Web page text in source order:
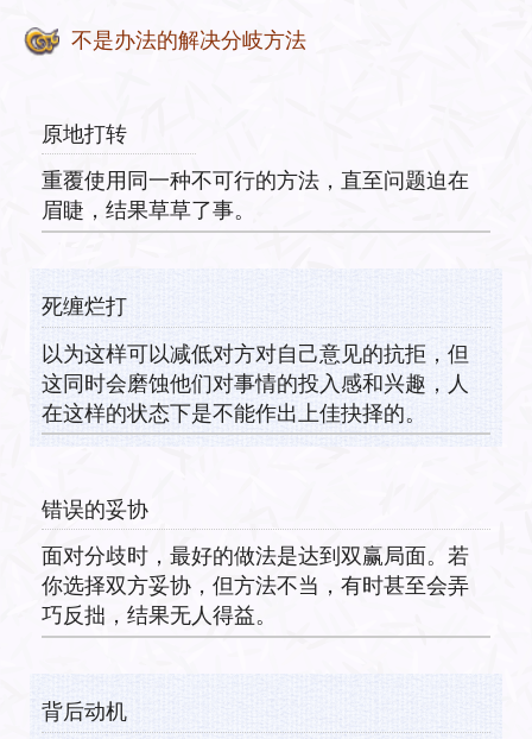
不是办法的解决分岐方法
原地打转
重覆使用同一种不可行的方法，直至问题迫在
眉睫，结果草草了事。
死缠烂打
以为这样可以减低对方对自己意见的抗拒，但
这同时会磨蚀他们对事情的投入感和兴趣，人
在这样的状态下是不能作出上佳抉择的。
错误的妥协
面对分歧时，最好的做法是达到双赢局面。若
你选择双方妥协，但方法不当，有时甚至会弄
巧反拙，结果无人得益。
背后动机